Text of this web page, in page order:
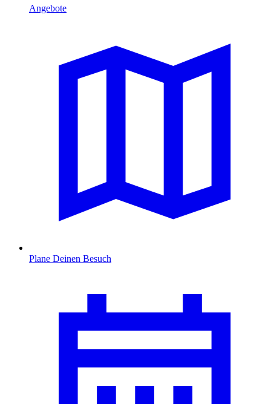
Angebote
Plane Deinen Besuch